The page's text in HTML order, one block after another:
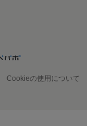
Cookieの使用について